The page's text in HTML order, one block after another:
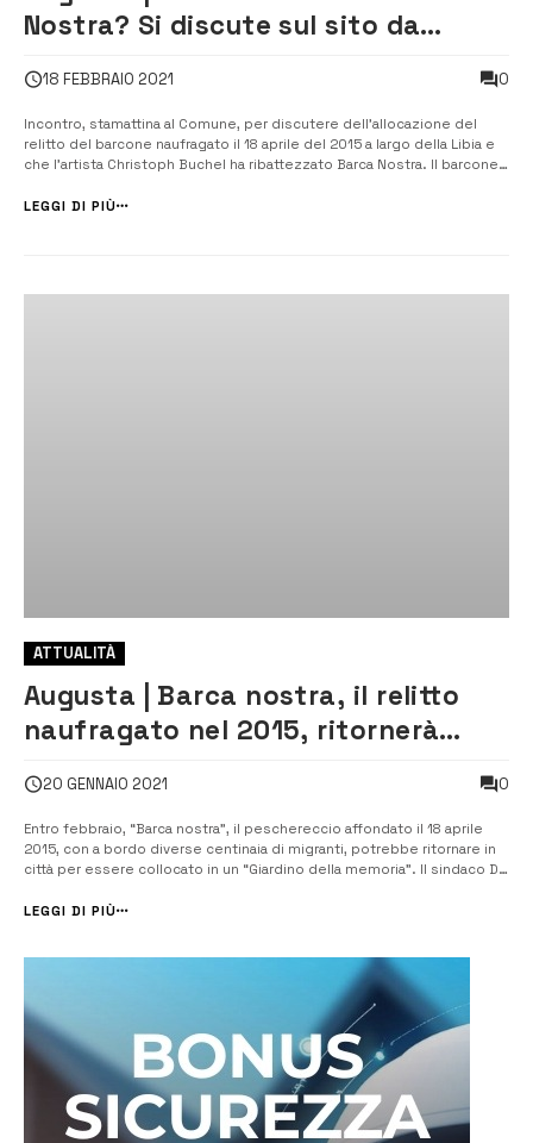
Nostra? Si discute sul sito da
memoria.
18 FEBBRAIO 2021 0
Incontro, stamattina al Comune, per discutere dell’allocazione del
relitto del barcone naufragato il 18 aprile del 2015 a largo della Libia e
che l’artista Christoph Buchel ha ribattezzato Barca Nostra. Il barcone
Giardino della memoria appositamente allestito. [/] La scelta...
LEGGI DI PIÙ
ATTUALITÀ
Augusta | Barca nostra, il relitto
naufragato nel 2015, ritornerà
20 GENNAIO 2021 0
Entro febbraio, “Barca nostra”, il peschereccio affondato il 18 aprile
2015, con a bordo diverse centinaia di migranti, potrebbe ritornare in
città per essere collocato in un “Giardino della memoria”. Il sindaco Di
approvato una mozione per poter avere il barcone nel Museo del ...
LEGGI DI PIÙ